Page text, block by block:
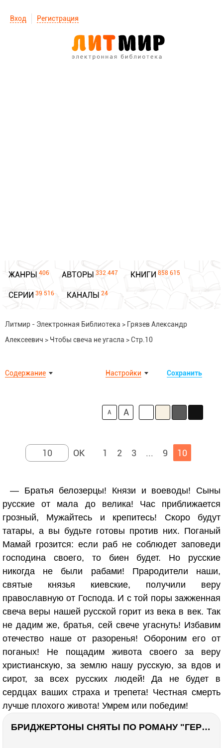
Вход Регистрация
ЖАНРЫ 406 АВТОРЫ 332 447 КНИГИ 858 615
СЕРИИ 39 516 КАНАЛЫ 24
Литмир - Электронная Библиотека > Грязев Александр
Алексеевич > Чтобы свеча не угасла >Стр.10
Содержание Сохранить
Настройки
A A
1 2 3 ... 9 10
— Братья белозерцы! Князи и воеводы! Сыны
русские от мала до велика! Час приближается
грозный, Мужайтесь и крепитесь! Скоро будут
татары, а вы будьте готовы против них. Поганый
Мамай грозится: если раб не соблюдет заповеди
господина своего, то биен будет. Но русские
никогда не были рабами! Прародители наши,
святые князья киевские, получили веру
православную от Господа. И с той поры зажженная
свеча веры нашей русской горит из века в век. Так
не дадим же, братья, сей свече угаснуть! Избавим
отечество наше от разоренья! Обороним его от
поганых! Не пощадим живота своего за веру
христианскую, за землю нашу русскую, за вдов и
сирот, за всех русских людей! Да не будет в
сердцах ваших страха и трепета! Честная смерть
лучше плохого живота! Умрем или победим!
БРИДЖЕРТОНЫ СНЯТЫ ПО РОМАНУ "ГЕРЦОГ И Я". Стоит ли читать?